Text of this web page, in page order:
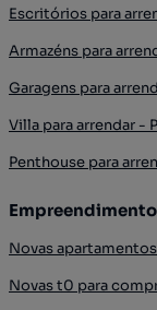
Escritórios para
Armazéns para
Garagens para
Villa para arrendar -
Penthouse para
Novas
Novas t0 para